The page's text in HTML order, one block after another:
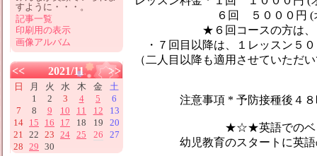
６回 ５０００円 (オイ
★６回コースの方は、１レ
・７回目以降は、１レッスン５
（二人目以降も適用させていただ
注意事項 * 予防接種後４８時
★☆★英語でのベビーマ
幼児教育のスタートに英語の
すように・・・。
記事一覧
印刷用の表示
画像アルバム
<< 2021/11 >>
日 月 火 水 木 金
土
1
2 3 4 5
6
7
8 9 10 11 12
13
14 15 16 17 18 19
20
21
22 23 24 25 26
27
28
29 30